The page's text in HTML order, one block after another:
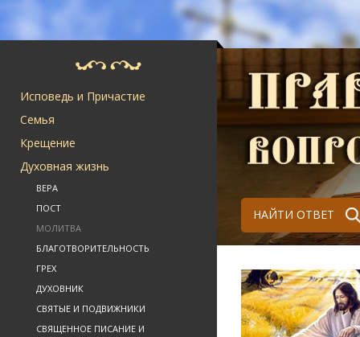
Исповедь и Причастие
Семья
Крещение
Духовная жизнь
ВЕРА
ПОСТ
МОЛИТВА
БЛАГОТВОРИТЕЛЬНОСТЬ
ГРЕХ
ДУХОВНИК
СВЯТЫЕ И ПОДВИЖНИКИ
СВЯЩЕННОЕ ПИСАНИЕ И
НАЙТИ ОТВЕТ